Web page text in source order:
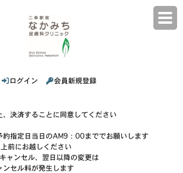
ログイン 会員新規登録
決済することに同意してください
約指定日当日のAM9：00まででお願いします
前にお越しください
ャンセル、翌日以降の変更は
セル料が発生します